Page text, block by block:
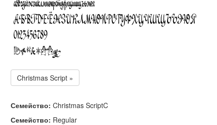
Christmas Script »
Семейство: Christmas ScriptC
Семейство: Regular